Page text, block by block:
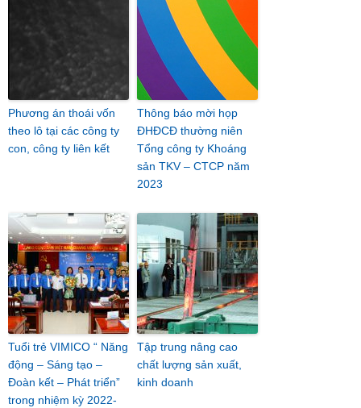
Phương án thoái vốn
theo lô tại các công ty
con, công ty liên kết
Thông báo mời họp
ĐHĐCĐ thường niên
Tổng công ty Khoáng
sản TKV – CTCP năm
2023
Tuổi trẻ VIMICO “ Năng
động – Sáng tạo –
Đoàn kết – Phát triển”
trong nhiệm kỳ 2022-
Tập trung nâng cao
chất lượng sản xuất,
kinh doanh